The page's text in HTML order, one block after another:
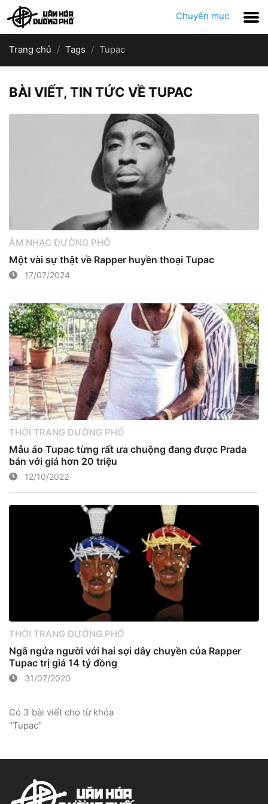
Chuyên mục
Trang chủ Tags Tupac
BÀI VIẾT, TIN TỨC VỀ TUPAC
ÂM NHẠC ĐƯỜNG PHỐ
Một vài sự thật về Rapper huyền thoại Tupac
17/07/2024
THỜI TRANG ĐƯỜNG PHỐ
Mẫu áo Tupac từng rất ưa chuộng đang được Prada
bán với giá hơn 20 triệu
12/10/2022
THỜI TRANG ĐƯỜNG PHỐ
Ngã ngửa người với hai sợi dây chuyền của Rapper
Tupac trị giá 14 tỷ đồng
31/07/2020
Có 3 bài viết cho từ khóa
"Tupac"